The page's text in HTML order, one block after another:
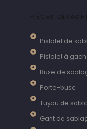
PIÈCES
Pistolet de
Pistolet à
Buse de
Porte-buse
Tuyau de
Gant de